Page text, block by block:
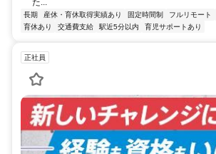
長期 産休・育休取得実績あり 固定時間制 フルリモート
育休あり
交通費支給 駅近5分以内 育児サポートあり
正社員